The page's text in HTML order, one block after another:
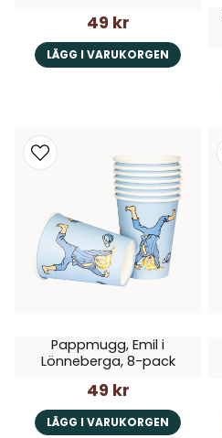
49 kr
LÄGG I VARUKORGEN
Pappmugg, Emil i
Lönneberga, 8-pack
49 kr
LÄGG I VARUKORGEN